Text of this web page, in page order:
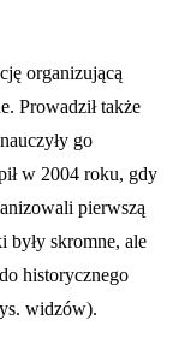
organizującą
Prowadził także
go
w 2004 roku, gdy
pierwszą
były skromne, ale
historycznego
widzów).